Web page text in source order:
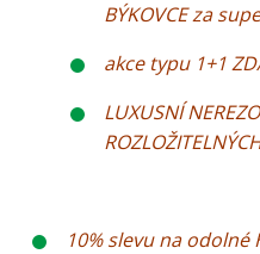
BÝKOVCE za
akce typu 1+1
LUXUSNÍ
10% slevu na odolné